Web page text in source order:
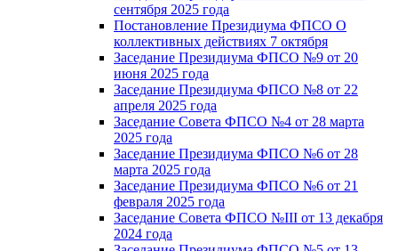
сентября 2025 года
Постановление Президиума ФПСО О
коллективных действиях 7 октября
Заседание Президиума ФПСО №9 от 20
июня 2025 года
Заседание Президиума ФПСО №8 от 22
апреля 2025 года
Заседание Совета ФПСО №4 от 28 марта
2025 года
Заседание Президиума ФПСО №6 от 28
марта 2025 года
Заседание Президиума ФПСО №6 от 21
февраля 2025 года
Заседание Совета ФПСО №III от 13 декабря
2024 года